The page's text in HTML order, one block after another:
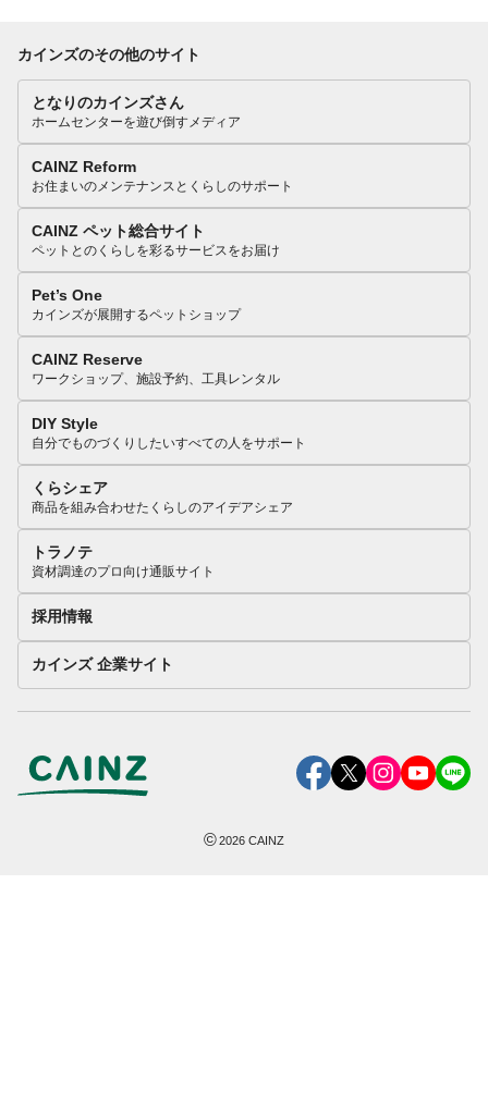
カインズのその他のサイト
となりのカインズさん
ホームセンターを遊び倒すメディア
CAINZ Reform
お住まいのメンテナンスとくらしのサポート
CAINZ ペット総合サイト
ペットとのくらしを彩るサービスをお届け
Pet’s One
カインズが展開するペットショップ
CAINZ Reserve
ワークショップ、施設予約、工具レンタル
DIY Style
自分でものづくりしたいすべての人をサポート
くらシェア
商品を組み合わせたくらしのアイデアシェア
トラノテ
資材調達のプロ向け通販サイト
採用情報
カインズ 企業サイト
©2026 CAINZ